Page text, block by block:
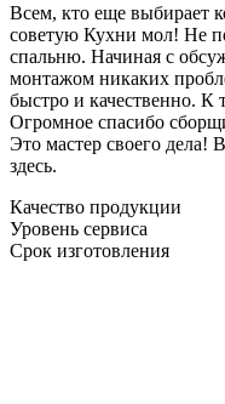
Всем, кто еще выбирает
советую Кухни мол! Не
спальню. Начиная с
монтажом никаких
быстро и качественно. К
Огромное спасибо
Это мастер своего дела!
здесь.
Качество продукции
Уровень сервиса
Срок изготовления